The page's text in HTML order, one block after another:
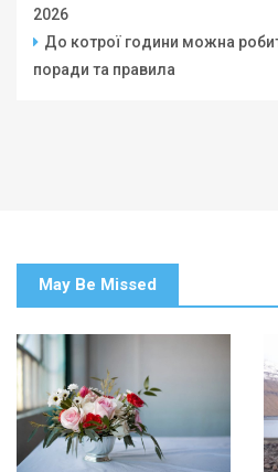
2026
До котрої години можна
поради та правила
May Be Missed